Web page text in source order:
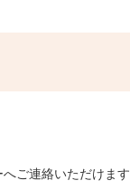
ご連絡いただけます